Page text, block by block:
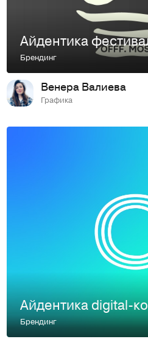
Брендинг
Венера Валиева
Графика
Брендинг